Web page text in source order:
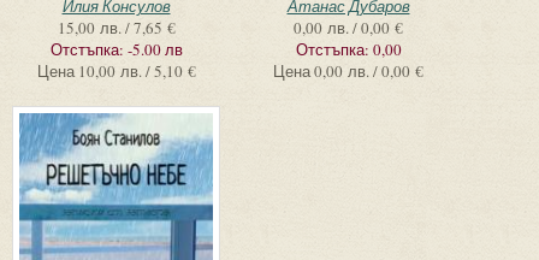
Илия Консулов
15,00 лв. / 7,65 €
Отстъпка: -5.00 лв
Цена 10,00 лв. / 5,10 €
Атанас Дубаров
0,00 лв. / 0,00 €
Отстъпка: 0,00
Цена0,00 лв. / 0,00 €